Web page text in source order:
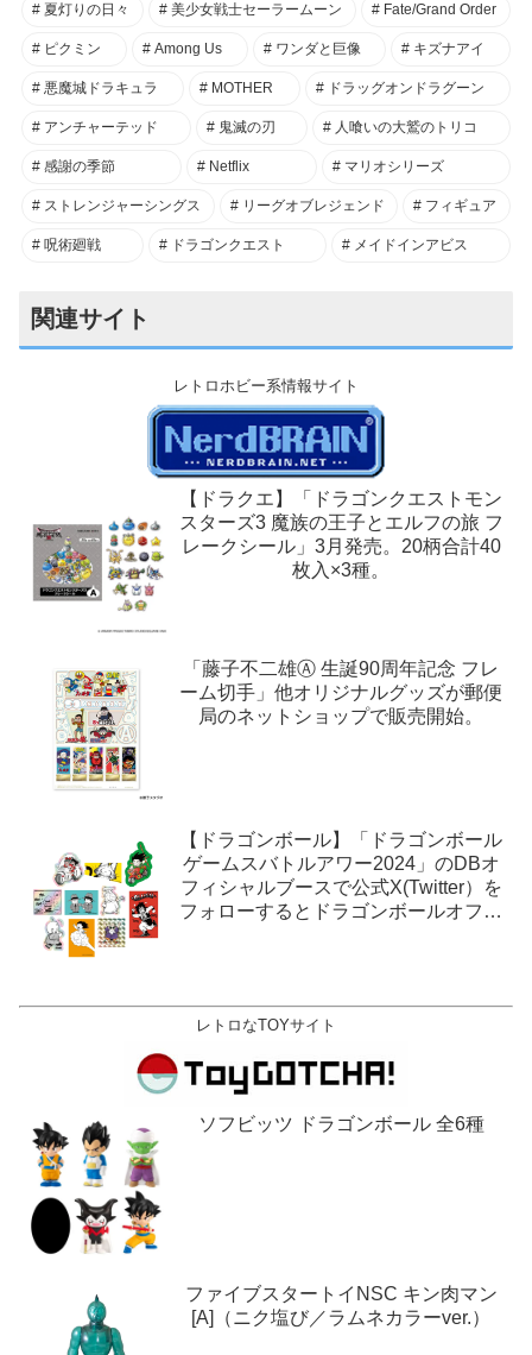
夏灯りの日々 美少女戦士セーラームーン Fate/Grand Order
ピクミン Among Us ワンダと巨像 キズナアイ
悪魔城ドラキュラ MOTHER ドラッグオンドラグーン
アンチャーテッド 鬼滅の刃 人喰いの大鷲のトリコ
感謝の季節 Netflix マリオシリーズ
ストレンジャーシングス リーグオブレジェンド フィギュア
呪術廻戦 ドラゴンクエスト メイドインアビス
関連サイト
レトロホビー系情報サイト
【ドラクエ】「ドラゴンクエストモン
スターズ3 魔族の王子とエルフの旅 フ
レークシール」3月発売。20柄合計40
枚入×3種。
「藤子不二雄Ⓐ 生誕90周年記念 フレ
ーム切手」他オリジナルグッズが郵便
局のネットショップで販売開始。
【ドラゴンボール】「ドラゴンボール
ゲームスバトルアワー2024」のDBオ
フィシャルブースで公式X(Twitter）を
フォローするとドラゴンボールオフィ
レトロなTOYサイト
ソフビッツ ドラゴンボール 全6種
ファイブスタートイNSC キン肉マン
[A]（ニク塩び／ラムネカラーver.）